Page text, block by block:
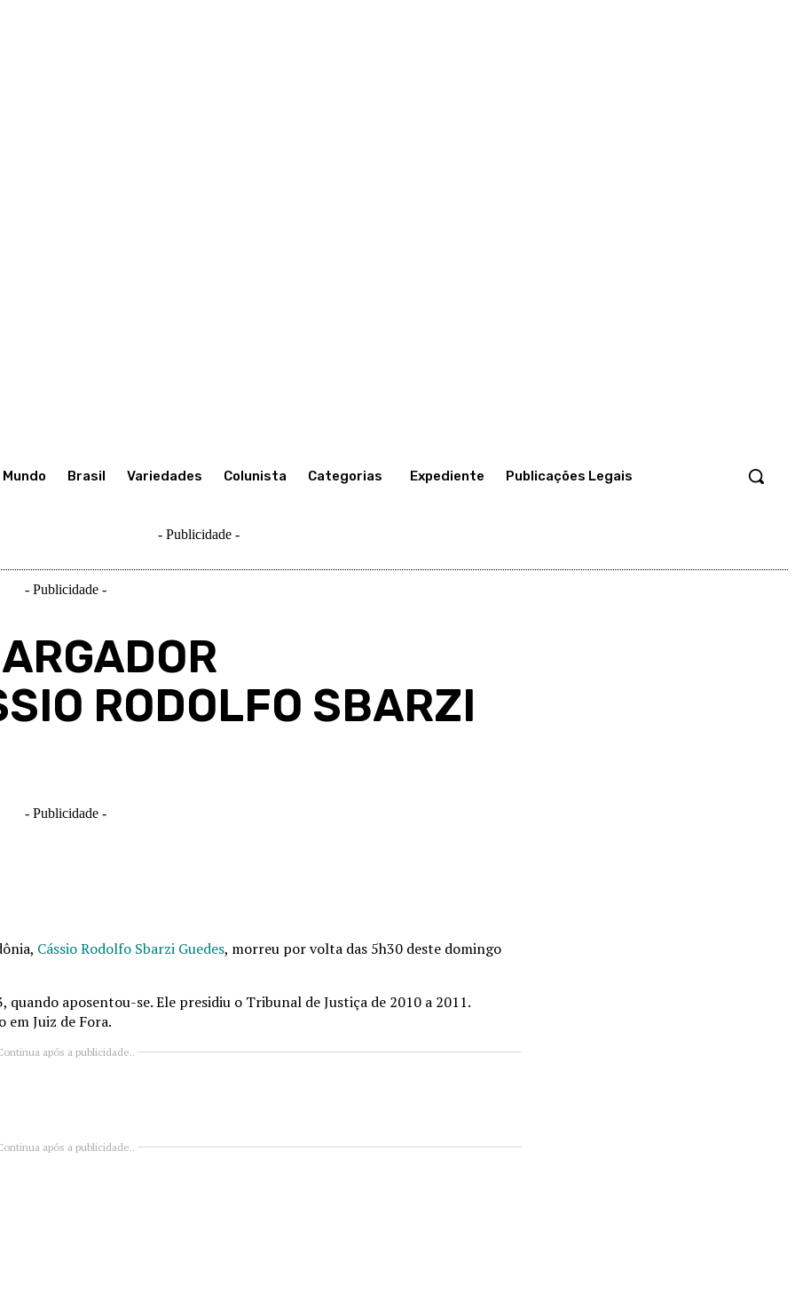
Mundo Brasil Variedades Colunista Categorias Expediente Publicações Legais
- Publicidade -
- Publicidade -
RODOLFO SBARZI
- Publicidade -
Cássio Rodolfo Sbarzi Guedes, morreu por volta das 5h30 deste domingo
aposentou-se. Ele presidiu o Tribunal de Justiça de 2010 a 2011.
Juiz de Fora.
após a publicidade..
após a publicidade..